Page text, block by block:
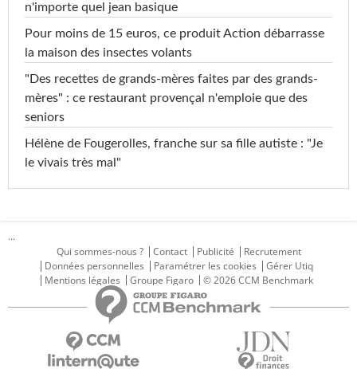
n'importe quel jean basique
Pour moins de 15 euros, ce produit Action débarrasse
la maison des insectes volants
"Des recettes de grands-mères faites par des grands-
mères" : ce restaurant provençal n'emploie que des
seniors
Hélène de Fougerolles, franche sur sa fille autiste : "Je
le vivais très mal"
...
Qui sommes-nous ?
Contact Publicité
Recrutement
Données personnelles
Paramétrer les cookies
Gérer Utiq
Mentions légales
Groupe Figaro © 2026 CCM Benchmark